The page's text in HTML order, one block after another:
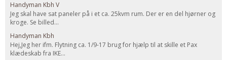
Om Materialer
Om Værktøj
GLARMESTER
Udskiftning Og Montage
Handyman Kbh V
Jeg skal have sat paneler på i et ca. 25kvm rum. Der er en del hjørner og
kroge. Se billed...
Handyman Kbh
Hej,Jeg her ifm. Flytning ca. 1/9-17 brug for hjælp til at skille et Pax
klædeskab fra IKE...